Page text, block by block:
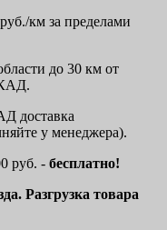
км за пределами
до 30 км от
доставка
у менеджера).
руб. - бесплатно!
Разгрузка товара